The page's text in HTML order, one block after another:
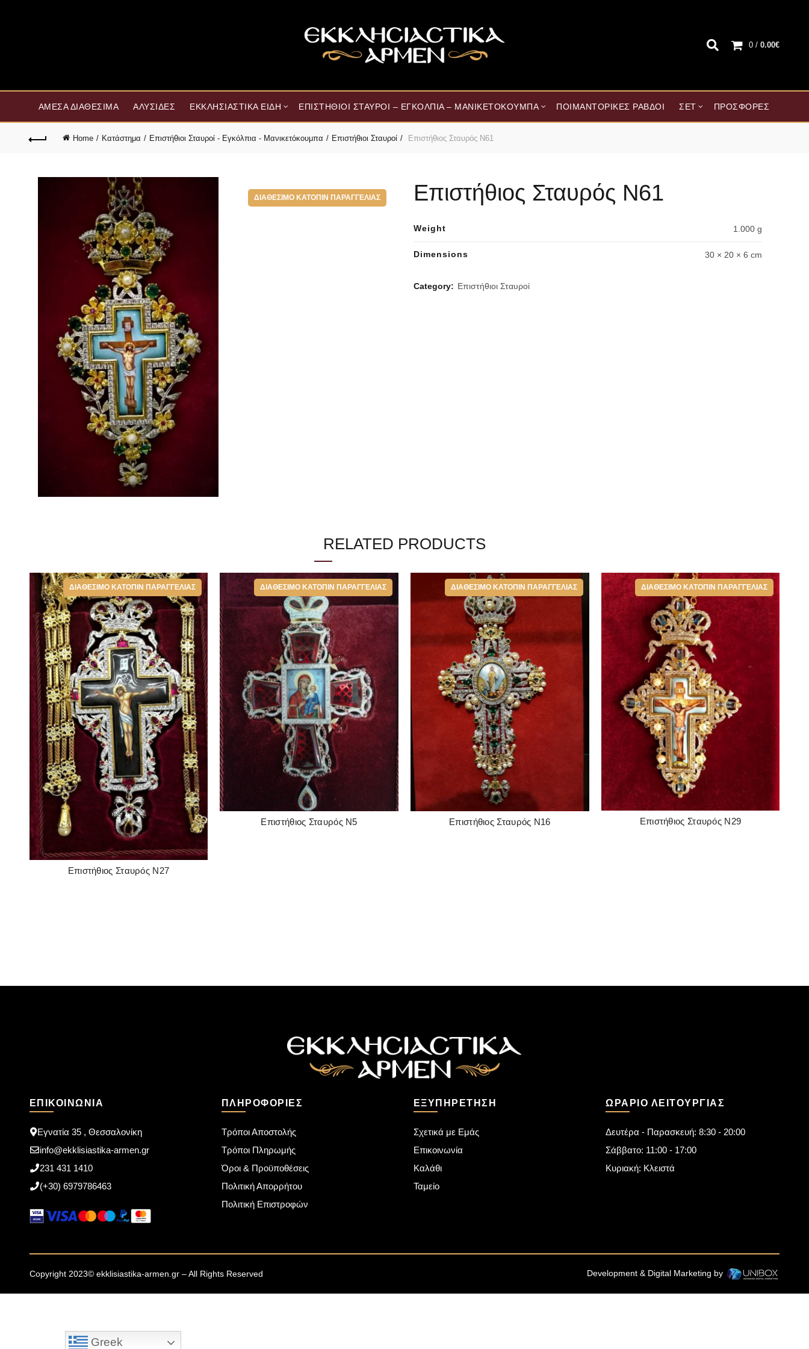
Greek
Greek
0 / 0.00€
ΆΜΕΣΑ ΔΙΑΘΈΣΙΜΑ ΑΛΥΣΊΔΕΣ ΕΚΚΛΗΣΙΑΣΤΙΚΆ ΕΊΔΗ ΕΠΙΣΤΉΘΙΟΙ ΣΤΑΥΡΟΊ – ΕΓΚΌΛΠΙΑ – ΜΑΝΙΚΕΤΌΚΟΥΜΠΑ ΠΟΙΜΑΝΤΟΡΙΚΈΣ ΡΆΒΔΟΙ ΣΕΤ ΠΡΟΣΦΟΡΈΣ
Home Κατάστημα Επιστήθιοι Σταυροί - Εγκόλπια - Μανικετόκουμπα Επιστήθιοι Σταυροί Επιστήθιος Σταυρός Ν61
ΔΙΑΘΈΣΙΜΟ ΚΑΤΌΠΙΝ ΠΑΡΑΓΓΕΛΊΑΣ Επιστήθιος Σταυρός Ν61
Weight 1.000 g
Dimensions 30 × 20 × 6 cm
Category: Επιστήθιοι Σταυροί
RELATED PRODUCTS
ΔΙΑΘΈΣΙΜΟ ΚΑΤΌΠΙΝ ΠΑΡΑΓΓΕΛΊΑΣ
READ MORE
Επιστήθιος Σταυρός Ν27
ΔΙΑΘΈΣΙΜΟ ΚΑΤΌΠΙΝ ΠΑΡΑΓΓΕΛΊΑΣ
READ MORE
Επιστήθιος Σταυρός Ν5
ΔΙΑΘΈΣΙΜΟ ΚΑΤΌΠΙΝ ΠΑΡΑΓΓΕΛΊΑΣ
READ MORE
Επιστήθιος Σταυρός Ν16
ΔΙΑΘΈΣΙΜΟ ΚΑΤΌΠΙΝ ΠΑΡΑΓΓΕΛΊΑΣ
READ MORE
Επιστήθιος Σταυρός Ν29
ΕΠΙΚΟΙΝΩΝΊΑ
Εγνατία 35 , Θεσσαλονίκη
info@ekklisiastika-armen.gr
231 431 1410
(+30) 6979786463
ΠΛΗΡΟΦΟΡΊΕΣ
Τρόποι Αποστολής
Τρόποι Πληρωμής
Όροι & Προϋποθέσεις
Πολιτική Απορρήτου
Πολιτική Επιστροφών
ΕΞΥΠΗΡΈΤΗΣΗ
Σχετικά με Εμάς
Επικοινωνία
Καλάθι
Ταμείο
ΩΡΆΡΙΟ ΛΕΙΤΟΥΡΓΊΑΣ
Δευτέρα - Παρασκευή: 8:30 - 20:00
Σάββατο: 11:00 - 17:00
Κυριακή: Κλειστά
Copyright 2023© ekklisiastika-armen.gr – All Rights Reserved Development & Digital Marketing by